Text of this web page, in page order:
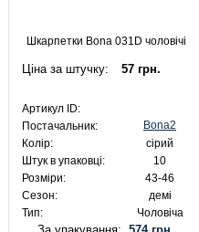
Шкарпетки Bona 031D чоловічі
Ціна за штучку: 57 грн.
Артикул ID:
Постачальник:
Bona2
Колір:
сірий
Штук в упаковці:
10
Розміри:
43-46
Сезон:
демі
Тип:
Чоловіча